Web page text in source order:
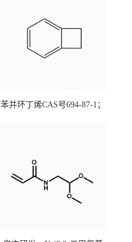
苯并环丁烯CAS号694-87-1；